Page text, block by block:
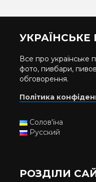
Все про українське
фото, пивбари,
обговорення.
Політика
Солов'їна
Русский
РОЗДІЛИ